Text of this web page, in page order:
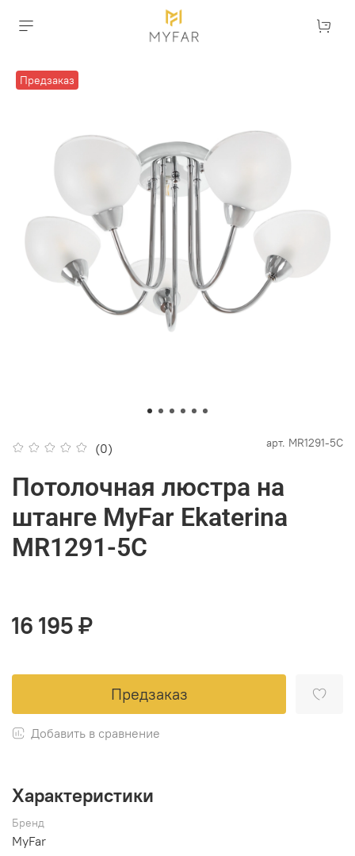
Предзаказ
(0) арт. MR1291-5C
Потолочная люстра на
штанге MyFar Ekaterina
MR1291-5C
16 195 ₽
Предзаказ
Добавить в сравнение
Характеристики
Бренд
MyFar